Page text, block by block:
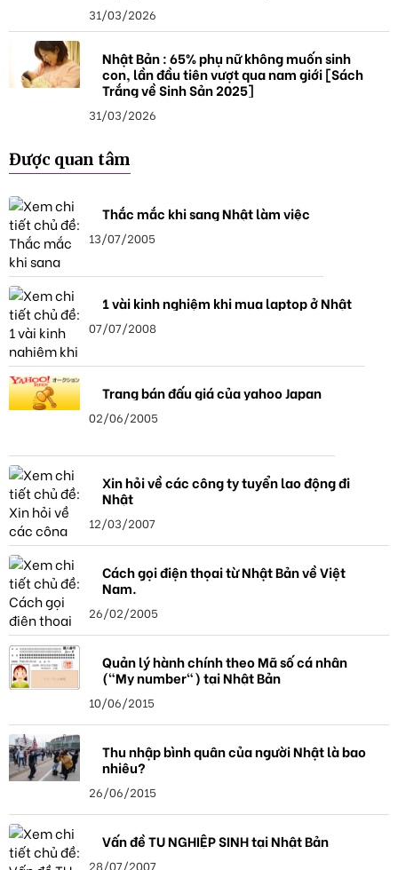
31/03/2026
Nhật Bản : 65% phụ nữ không muốn sinh
con, lần đầu tiên vượt qua nam giới [Sách
Trắng về Sinh Sản 2025]
31/03/2026
Được quan tâm
Thắc mắc khi sang Nhật làm việc
13/07/2005
1 vài kinh nghiệm khi mua laptop ở Nhật
07/07/2008
Trang bán đấu giá của yahoo Japan
02/06/2005
Xin hỏi về các công ty tuyển lao động đi
Nhật
12/03/2007
Cách gọi điện thọai từ Nhật Bản về Việt
Nam.
26/02/2005
Quản lý hành chính theo Mã số cá nhân
("My number") tại Nhật Bản
10/06/2015
Thu nhập bình quân của người Nhật là bao
nhiêu?
26/06/2015
Vấn đề TU NGHIỆP SINH tại Nhật Bản
28/07/2007